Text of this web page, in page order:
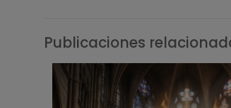
Publicaciones